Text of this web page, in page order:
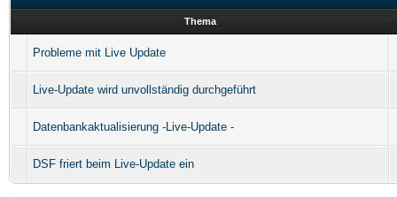
Thema
Probleme mit Live Update
Live-Update wird unvollständig durchgeführt
Datenbankaktualisierung -Live-Update -
DSF friert beim Live-Update ein